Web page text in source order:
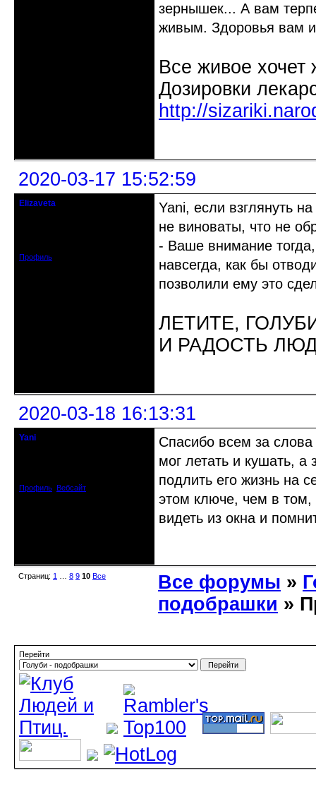
зернышек... А вам
живым. Здоровья вам
Все живое хочет
Дозировки
http://
2020-03-17 15:52:59
Elizaveta
Профиль
Yani, если взглянуть
не виноваты, что не
- Ваше внимание тогда,
навсегда, как бы
позволили ему это
ЛЕТИТЕ,
И РАДОСТЬ
2020-03-18 16:13:31
Yani
Профиль Вебсайт
Спасибо всем за
мог летать и кушать,
подлить его жизнь на
этом ключе, чем в том,
видеть из окна и
Страниц: 1 8 9 10 Все Все форумы »
подобрашки »
Перейти